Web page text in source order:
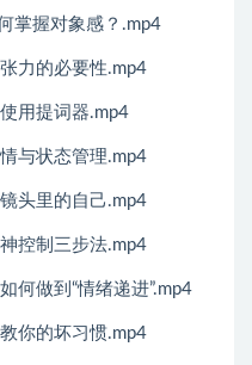
掌握对象感？.mp4
力的必要性.mp4
用提词器.mp4
与状态管理.mp4
头里的自己.mp4
控制三步法.mp4
何做到“情绪递进”.mp4
你的坏习惯.mp4